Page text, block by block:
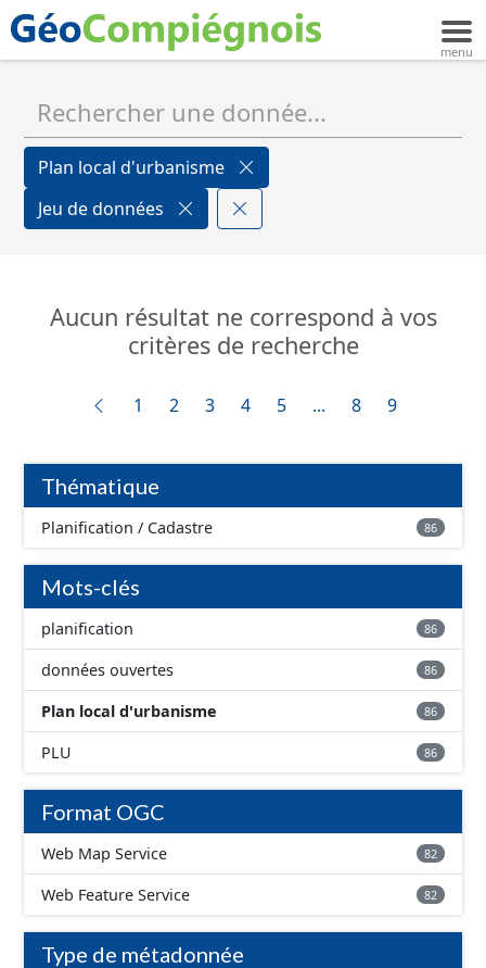
Plan local d'urbanisme
Jeu de données
Aucun résultat ne correspond à vos
critères de recherche
1 2 3 4 5 ... 8 9
Thématique
Planification / Cadastre 86
Mots-clés
planification 86
données ouvertes 86
Plan local d'urbanisme 86
PLU 86
Format OGC
Web Map Service 82
Web Feature Service 82
Type de métadonnée